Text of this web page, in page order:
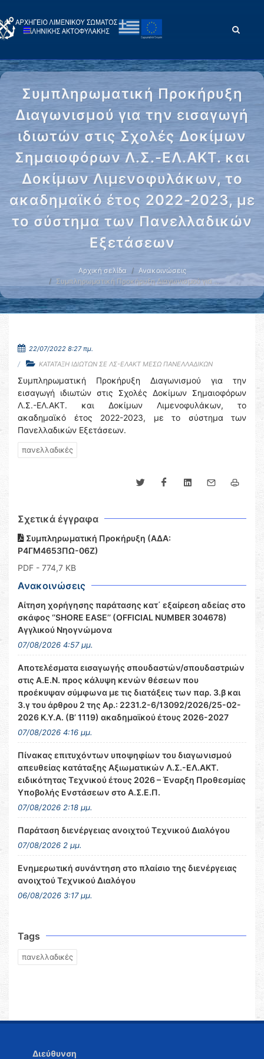
Συμπληρωματική Προκήρυξη
Διαγωνισμού για την εισαγωγή
ιδιωτών στις Σχολές Δοκίμων
Σημαιοφόρων Λ.Σ.-ΕΛ.ΑΚΤ. και
Δοκίμων Λιμενοφυλάκων, το
ακαδημαϊκό έτος 2022-2023, με
το σύστημα των Πανελλαδικών
Εξετάσεων
Αρχική σελίδα
Ανακοινώσεις
Συμπληρωματική Προκήρυξη Διαγωνισμού για …
22/07/2022 8:27 πμ.
ΚΑΤΑΤΑΞΗ ΙΔΙΩΤΩΝ ΣΕ ΛΣ-ΕΛΑΚΤ ΜΕΣΩ ΠΑΝΕΛΛΑΔΙΚΩΝ
Συμπληρωματική Προκήρυξη Διαγωνισμού για την
εισαγωγή ιδιωτών στις Σχολές Δοκίμων Σημαιοφόρων
Λ.Σ.-ΕΛ.ΑΚΤ. και Δοκίμων Λιμενοφυλάκων, το
ακαδημαϊκό έτος 2022-2023, με το σύστημα των
Πανελλαδικών Εξετάσεων.
πανελλαδικές
Σχετικά έγγραφα
Συμπληρωματική Προκήρυξη (ΑΔΑ:
Ρ4ΓΜ4653ΠΩ-06Ζ)
PDF - 774,7 KB
Ανακοινώσεις
Αίτηση χορήγησης παράτασης κατ΄ εξαίρεση αδείας στο
σκάφος ‘’SHORE EASE’’ (OFFICIAL NUMBER 304678)
Αγγλικού Νηογνώμονα
07/08/2026 4:57 μμ.
Αποτελέσματα εισαγωγής σπουδαστών/σπουδαστριών
στις Α.Ε.Ν. προς κάλυψη κενών θέσεων που
προέκυψαν σύμφωνα με τις διατάξεις των παρ. 3.β και
3.γ του άρθρου 2 της Αρ.: 2231.2-6/13092/2026/25-02-
2026 Κ.Υ.Α. (Β’ 1119) ακαδημαϊκού έτους 2026-2027
07/08/2026 4:16 μμ.
Πίνακας επιτυχόντων υποψηφίων του διαγωνισμού
απευθείας κατάταξης Αξιωματικών Λ.Σ.-ΕΛ.ΑΚΤ.
ειδικότητας Τεχνικού έτους 2026 – Έναρξη Προθεσμίας
Υποβολής Ενστάσεων στο Α.Σ.Ε.Π.
07/08/2026 2:18 μμ.
Παράταση διενέργειας ανοιχτού Τεχνικού Διαλόγου
07/08/2026 2 μμ.
Ενημερωτική συνάντηση στο πλαίσιο της διενέργειας
ανοιχτού Τεχνικού Διαλόγου
06/08/2026 3:17 μμ.
Tags
πανελλαδικές
Διεύθυνση